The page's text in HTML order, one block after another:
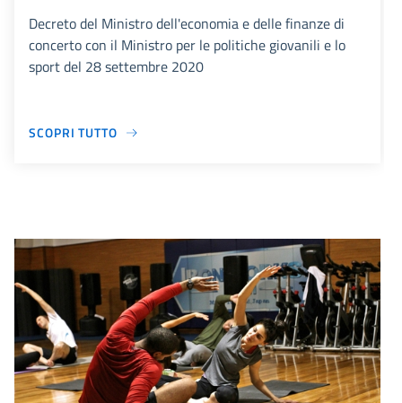
Decreto del Ministro dell'economia e delle finanze di
concerto con il Ministro per le politiche giovanili e lo
sport del 28 settembre 2020
SCOPRI TUTTO